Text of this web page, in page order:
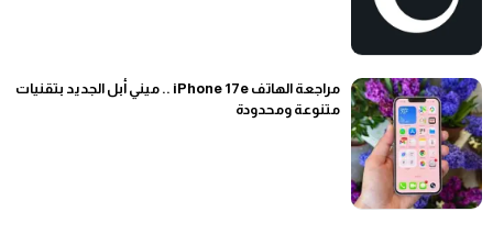
مراجعة الهاتف iPhone 17e .. ميني أبل الجديد بتقنيات
متنوعة ومحدودة